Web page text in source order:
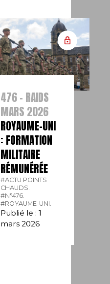
476 - RAIDS
MARS 2026
ROYAUME-UNI
: FORMATION
MILITAIRE
RÉMUNÉRÉE
#ACTU POINTS
CHAUDS.
#N°476.
#ROYAUME-UNI.
Publié le : 1
mars 2026